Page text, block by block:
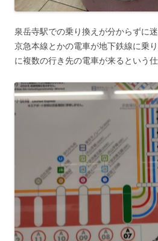
泉岳寺駅での乗り換えが分からずに迷
京急本線とかの電車が地下鉄線に乗
に複数の行き先の電車が来るという仕